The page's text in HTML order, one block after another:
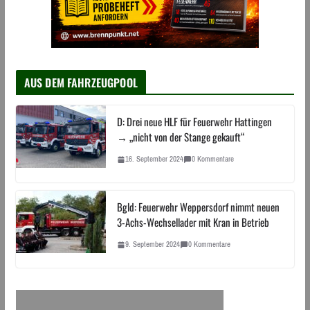
AUS DEM FAHRZEUGPOOL
D: Drei neue HLF für Feuerwehr Hattingen
→ „nicht von der Stange gekauft“
16. September 2024 0 Kommentare
Bgld: Feuerwehr Weppersdorf nimmt neuen
3-Achs-Wechsellader mit Kran in Betrieb
9. September 2024 0 Kommentare